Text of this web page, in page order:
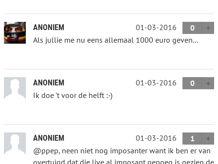
ANONIEM 01-03-2016
0
Als jullie me nu eens allemaal 1000 euro geven...
ANONIEM 01-03-2016
0
Ik doe 't voor de helft :-)
ANONIEM 01-03-2016
1
@ppep, neen niet nog imposanter want ik ben er van
overtuigd dat die live al imposant genoeg is gezien de